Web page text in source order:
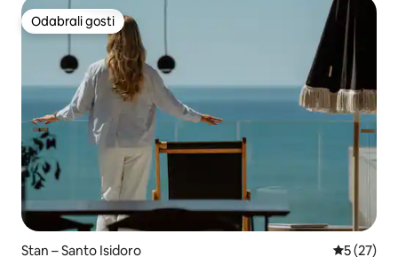
Odabrali gosti
Odabrali gosti
Stan – Santo Isidoro Prosječna
5 (27)